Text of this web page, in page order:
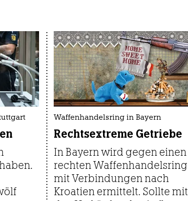
Waffenhandelsring in Bayern
Rechtsextreme Getriebe
In Bayern wird gegen einen
rechten Waffenhandelsring
mit Verbindungen nach
Kroatien ermittelt. Sollte mit